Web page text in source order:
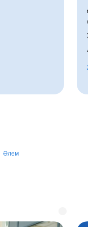
Әлем